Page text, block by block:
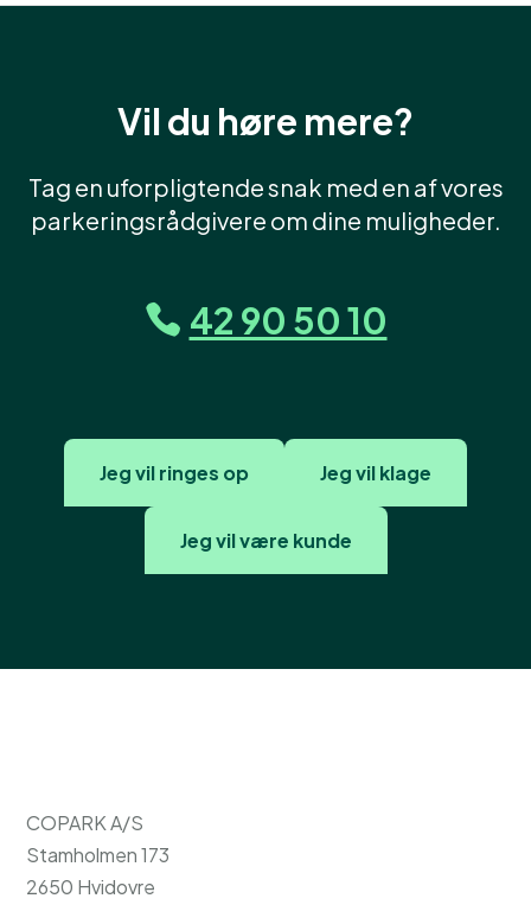
Vil du høre mere?
Tag en uforpligtende snak med en af vores
parkeringsrådgivere om dine muligheder.
42 90 50 10
Jeg vil ringes op Jeg vil klage
Jeg vil være kunde
COPARK A/S
Stamholmen 173
2650 Hvidovre